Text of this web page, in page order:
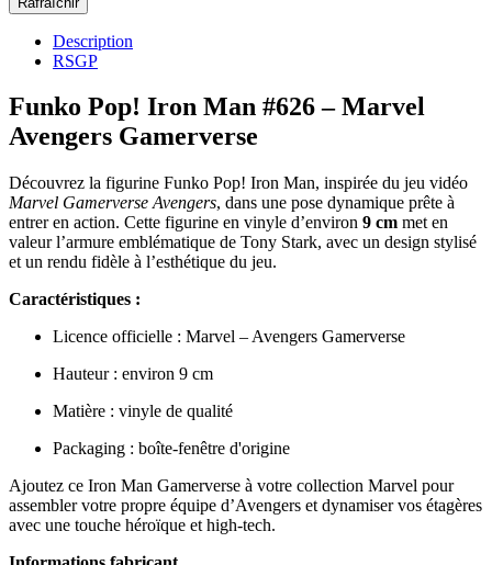
Description
RSGP
Funko Pop! Iron Man #626 – Marvel
Avengers Gamerverse
Découvrez la figurine Funko Pop! Iron Man, inspirée du jeu vidéo
Marvel Gamerverse Avengers, dans une pose dynamique prête à
entrer en action. Cette figurine en vinyle d’environ 9 cm met en
valeur l’armure emblématique de Tony Stark, avec un design stylisé
et un rendu fidèle à l’esthétique du jeu.
Caractéristiques :
Licence officielle : Marvel – Avengers Gamerverse
Hauteur : environ 9 cm
Matière : vinyle de qualité
Packaging : boîte-fenêtre d'origine
Ajoutez ce Iron Man Gamerverse à votre collection Marvel pour
assembler votre propre équipe d’Avengers et dynamiser vos étagères
avec une touche héroïque et high-tech.